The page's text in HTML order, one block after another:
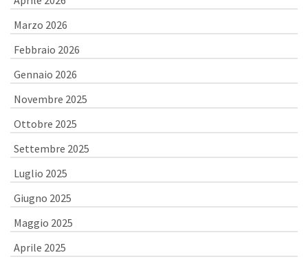
Marzo 2026
Febbraio 2026
Gennaio 2026
Novembre 2025
Ottobre 2025
Settembre 2025
Luglio 2025
Giugno 2025
Maggio 2025
Aprile 2025